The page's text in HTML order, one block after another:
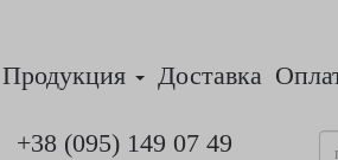
Продукция Доставка
+38 (095) 149 07 49